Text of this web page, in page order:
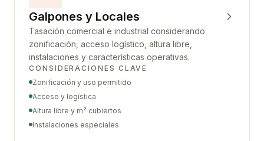
Galpones y Locales
Tasación comercial e industrial considerando
zonificación, acceso logístico, altura libre,
instalaciones y características operativas.
CONSIDERACIONES CLAVE
Zonificación y uso permitido
Acceso y logística
Altura libre y m² cubiertos
Instalaciones especiales